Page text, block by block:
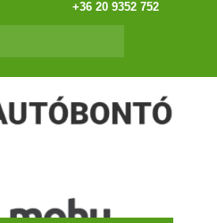
+36 20 9352 752